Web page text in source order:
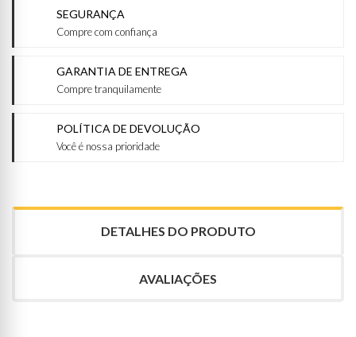
SEGURANÇA
Compre com confiança
GARANTIA DE ENTREGA
Compre tranquilamente
POLÍTICA DE DEVOLUÇÃO
Você é nossa prioridade
DETALHES DO PRODUTO
AVALIAÇÕES